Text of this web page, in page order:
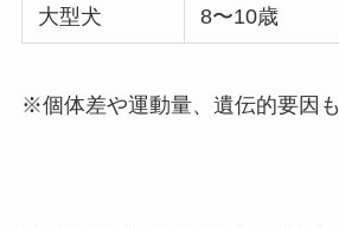
大型犬 8〜10歳
※個体差や運動量、遺伝的要因も